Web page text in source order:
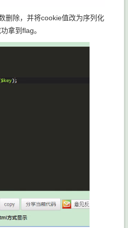
删除，并将cookie值改为序列化
拿到flag。